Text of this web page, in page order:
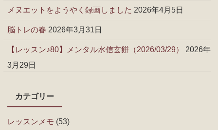
メヌエットをようやく録画しました 2026年4月5日
脳トレの春 2026年3月31日
【レッスン♪80】メンタル水信玄餅（2026/03/29）
2026年
3月29日
カテゴリー
レッスンメモ (53)